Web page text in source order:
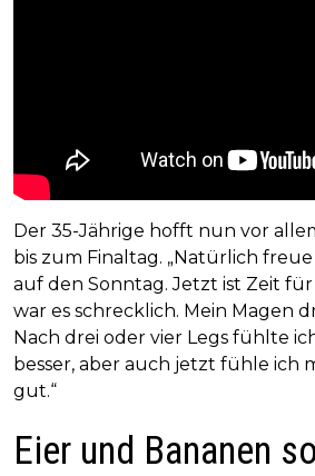
Der 35-Jährige hofft nun vor
bis zum Finaltag. „Natürlich
auf den Sonntag. Jetzt ist Zeit
war es schrecklich. Mein Magen
Nach drei oder vier Legs fühlte
besser, aber auch jetzt fühle ich
gut.“
Eier und Bananen